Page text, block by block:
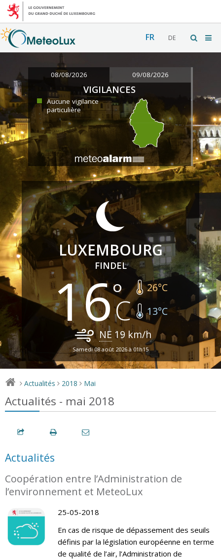
FR DE
08/08/2026 09/08/2026
VIGILANCES
Aucune vigilance
particulière
LUXEMBOURG
FINDEL
16 26°C
13°C
NE 19 km/h
Samedi 08 août 2026 à 01h15
> Actualités > 2018 > Mai
Actualités - mai 2018
Actualités
Coopération entre l’Administration de
l’environnement et MeteoLux
25-05-2018
En cas de risque de dépassement des seuils
définis par la législation européenne en terme
de qualité de l’air, l’Administration de